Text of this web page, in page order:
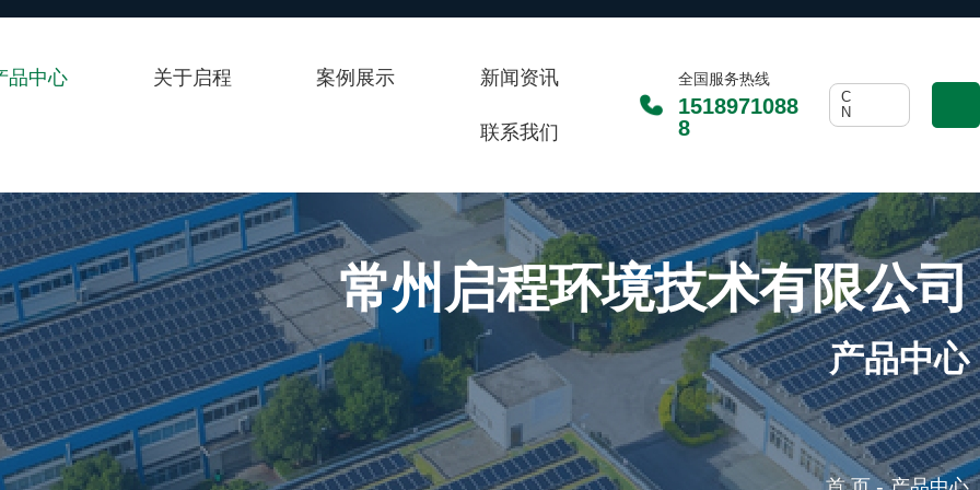
品中心 关于启程 案例展示 新闻资讯
联系我们
全国服务热线
1518971088
8
C
N
常州启程环境技术有限公司
产品中心